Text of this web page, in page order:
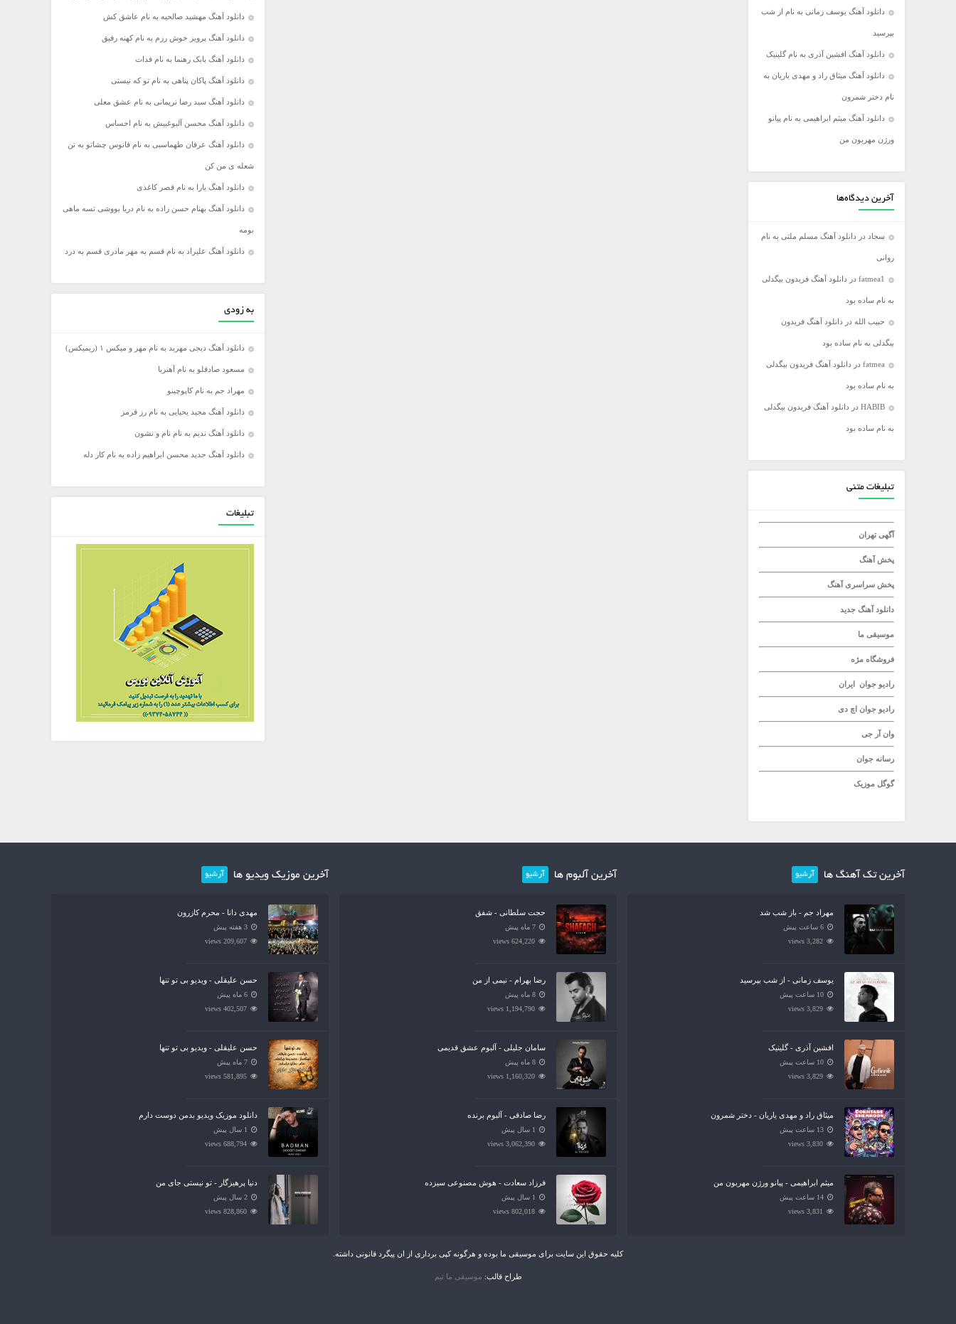
محسن ابراهیم زاده
محسن چاووشی
محمد رضا گلزار
محمد علیزاده
مرتضی اشرفی
مرتضی سرمدی
مهدی جهانی
مهدی یغمایی
میثم ابراهیمی
میلاد راستاد
دانلود آهنگ یوسف زمانی به نام از شب
بپرسید
دانلود آهنگ افشین آذری به نام گلینیک
دانلود آهنگ میثاق راد و مهدی یاریان به
نام دختر شمرون
دانلود آهنگ میثم ابراهیمی به نام پیانو
ورژن مهربون من
آخرین دیدگاه‌ها
سجاد در دانلود آهنگ مسلم ملتی به نام
روانی
fatmea1 در دانلود آهنگ فریدون بیگدلی
به نام ساده بود
حبیب الله در دانلود آهنگ فریدون
بیگدلی به نام ساده بود
fatmea در دانلود آهنگ فریدون بیگدلی
به نام ساده بود
HABIB در دانلود آهنگ فریدون بیگدلی
به نام ساده بود
تبلیغات متنی
آگهی تهران
پخش آهنگ
پخش سراسری آهنگ
دانلود آهنگ جدید
موسیقی ما
فروشگاه مژه
رادیو جوان ایران
رادیو جوان اچ دی
وان آر جی
رسانه جوان
گوگل موزیک
دانلود آهنگ مهشید صالحیه به نام عاشق کش
دانلود آهنگ پرویز خوش رزم به نام کهنه رفیق
دانلود آهنگ بابک رهنما به نام فدات
دانلود آهنگ پاکان پناهی به نام تو که نیستی
دانلود آهنگ سید رضا نریمانی به نام عشق معلی
دانلود آهنگ محسن آلبوغبیش به نام احساس
دانلود آهنگ عرفان طهماسبی به نام فانوس چشاتو به تن
شعله ی من کن
دانلود آهنگ یارا به نام قصر کاغذی
دانلود آهنگ بهنام حسن زاده به نام دریا بووشی تسه ماهی
بومه
دانلود آهنگ علیراد به نام قسم به مهر مادری قسم به درد
به زودی
دانلود آهنگ دیجی مهربد به نام مهر و میکس ۱ (ریمیکس)
مسعود صادقلو به نام آهنربا
مهراد جم به نام کاپوچینو
دانلود آهنگ مجید یحیایی به نام رز قرمز
دانلود آهنگ ندیم به نام نام و نشون
دانلود آهنگ جدید محسن ابراهیم زاده به نام کار دله
تبلیغات
آخرین تک آهنگ ها آرشیو
مهراد جم - باز شب شد
6 ساعت پیش
3,282 views
یوسف زمانی - از شب بپرسید
10 ساعت پیش
3,829 views
افشین آذری - گلینیک
10 ساعت پیش
3,829 views
میثاق راد و مهدی یاریان - دختر شمرون
13 ساعت پیش
3,830 views
میثم ابراهیمی - پیانو ورژن مهربون من
14 ساعت پیش
3,831 views
آخرین آلبوم ها آرشیو
حجت سلطانی - شفق
7 ماه پیش
624,220 views
رضا بهرام - نیمی از من
8 ماه پیش
1,194,790 views
سامان جلیلی - آلبوم عشق قدیمی
8 ماه پیش
1,160,320 views
رضا صادقی - آلبوم برنده
1 سال پیش
3,062,390 views
فرزاد سعادت - هوش مصنوعی سیزده
1 سال پیش
802,018 views
آخرین موزیک ویدیو ها آرشیو
مهدی دانا - محرم کازرون
3 هفته پیش
209,607 views
حسن علیقلی - ویدیو بی تو تنها
6 ماه پیش
402,507 views
حسن علیقلی - ویدیو بی تو تنها
7 ماه پیش
581,895 views
دانلود موزیک ویدیو بدمن دوست دارم
1 سال پیش
688,794 views
دنیا پرهیزگار - تو نیستی جای من
2 سال پیش
828,860 views
کلیه حقوق این سایت برای موسیقی ما بوده و هرگونه کپی برداری از ان پیگرد قانونی داشته.
طراح قالب: موسیقی ما تیم